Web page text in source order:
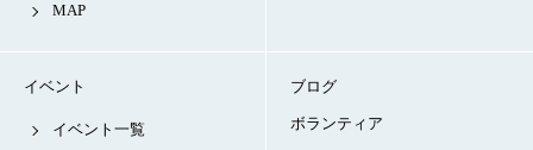
MAP
イベント
イベント一覧
ブログ
ボランティア